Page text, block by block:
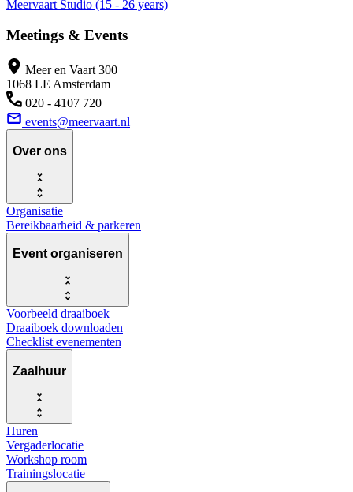
Meervaart Studio (15 - 26 years)
Meetings & Events
Meer en Vaart 300
1068 LE Amsterdam
020 - 4107 720
events@meervaart.nl
Over ons
Organisatie
Bereikbaarheid & parkeren
Event organiseren
Voorbeeld draaiboek
Draaiboek downloaden
Checklist evenementen
Zaalhuur
Huren
Vergaderlocatie
Workshop room
Trainingslocatie